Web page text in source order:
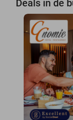
Deals in de